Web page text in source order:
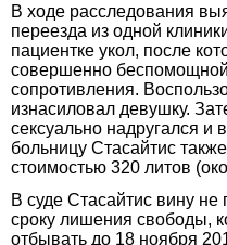
В ходе расследования
переезда из одной
пациентке укол, после
совершенно
сопротивления.
изнасиловал девушку.
сексуально надругался и
больницу Стасайтис
стоимостью 320 литов
В суде Стасайтис вину не
сроку лишения свободы,
отбывать до 18 ноября